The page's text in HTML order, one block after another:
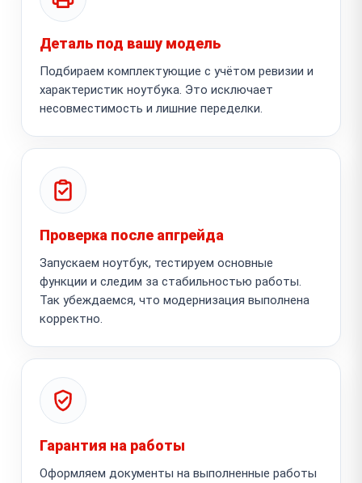
Деталь под вашу модель
Подбираем комплектующие с учётом ревизии и
характеристик ноутбука. Это исключает
несовместимость и лишние переделки.
Проверка после апгрейда
Запускаем ноутбук, тестируем основные
функции и следим за стабильностью работы.
Так убеждаемся, что модернизация выполнена
корректно.
Гарантия на работы
Оформляем документы на выполненные работы